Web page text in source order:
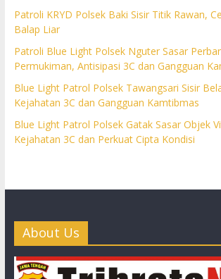
Patroli KRYD Polsek Baki Sisir Titik Rawan,
Balap Liar
Patroli Blue Light Polsek Nguter Sasar
Permukiman, Antisipasi 3C dan Gangguan
Blue Light Patrol Polsek Tawangsari Sisir
Kejahatan 3C dan Gangguan Kamtibmas
Blue Light Patrol Polsek Gatak Sasar Objek
Kejahatan 3C dan Perkuat Cipta Kondisi
About Us